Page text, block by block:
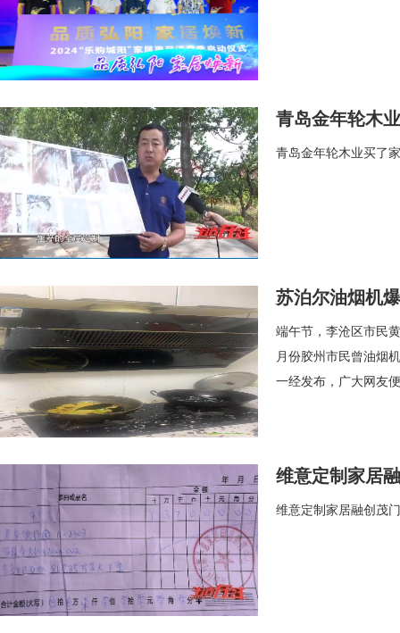
青岛金年轮木
青岛金年轮木业买了
苏泊尔油烟机
端午节，李沧区市民
月份胶州市民曾油烟
一经发布，广大网友
维意定制家居
维意定制家居融创茂